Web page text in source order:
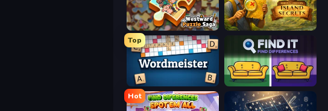
Westward Puzzle Saga Hidden Objects: Island Secrets
Top
Wordmeister Find It - Find The Differences
Hot